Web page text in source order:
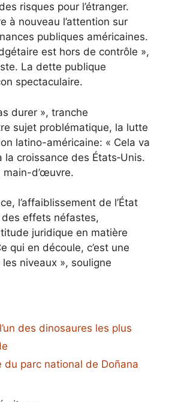
risques pour l’étranger.
à nouveau l’attention sur
publiques américaines.
est hors de contrôle »,
La dette publique
spectaculaire.
durer », tranche
sujet problématique, la lutte
latino-américaine: « Cela va
croissance des États‑Unis.
main-d’œuvre.
l’affaiblissement de l’État
effets néfastes,
juridique en matière
qui en découle, c’est une
niveaux », souligne
des dinosaures les plus
du parc national de Doñana